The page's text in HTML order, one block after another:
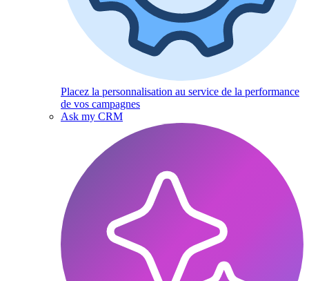
Placez la personnalisation au service de la performance
de vos campagnes
Ask my CRM